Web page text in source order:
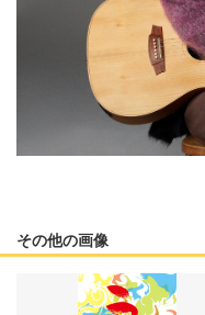
その他の画像